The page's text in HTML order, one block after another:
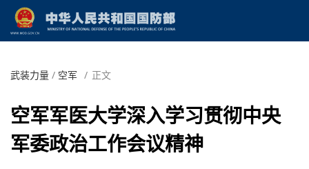
武装力量 / 空军 / 正文
空军军医大学深入学习贯彻中央
军委政治工作会议精神